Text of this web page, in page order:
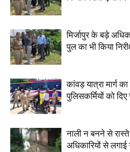
मिर्जापुर के बड़े
पुल का भी किया
कांवड़ यात्रा मार्ग
पुलिसकर्मियों को दिए
नाली न बनने से
अधिकारियों से लगाई